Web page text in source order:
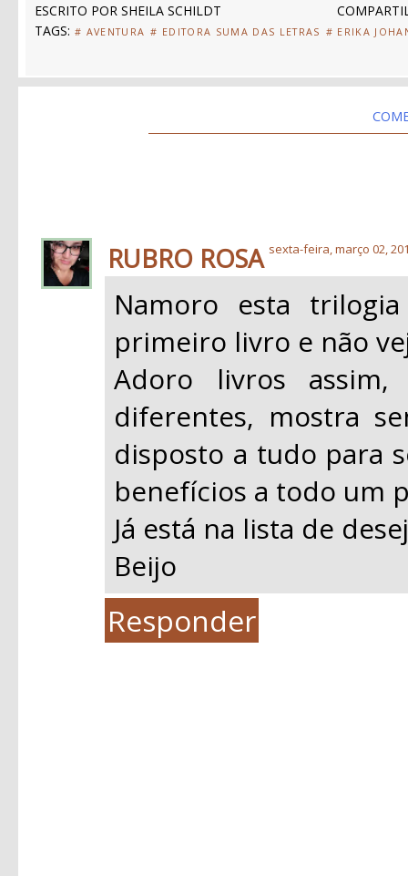
ESCRITO POR SHEILA SCHILDT
TAGS: # AVENTURA # EDITORA SUMA DAS LETRAS # ERIKA
RUBRO ROSA sexta-feira, março 02,
Namoro esta
primeiro livro e não
Adoro livros
diferentes, mostra
disposto a tudo para
benefícios a todo um
Já está na lista de
Beijo
Responder